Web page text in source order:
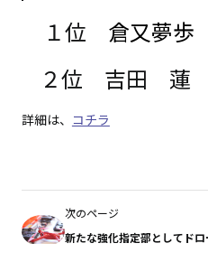
１位 倉又夢歩
２位 吉田 蓮
詳細は、 コチラ
次のページ
新たな強化指定部としてドロ